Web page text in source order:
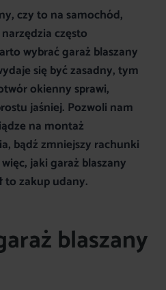
czy to na samochód,
często
wybrać garaż blaszany
się być zasadny, tym
okienny sprawi,
jaśniej. Pozwoli nam
na montaż
bądź zmniejszy rachunki
jaki garaż blaszany
to zakup udany.
blaszany